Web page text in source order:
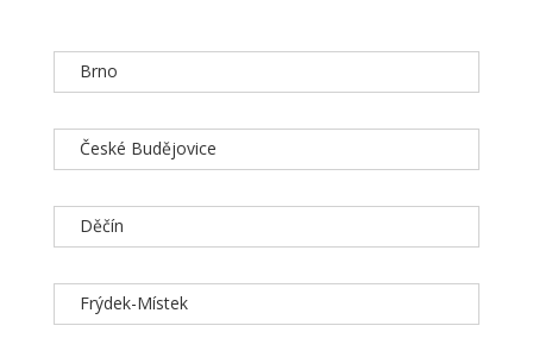
Brno
České Budějovice
Děčín
Frýdek-Místek